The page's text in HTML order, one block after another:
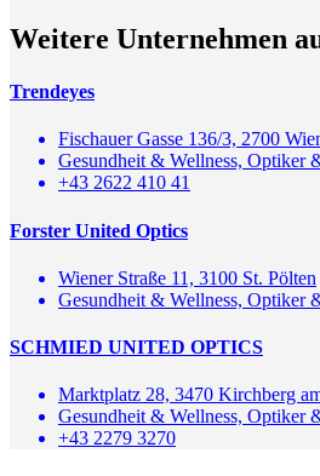
Weitere Unternehmen
Trendeyes
Fischauer Gasse 136/3, 2700
Gesundheit & Wellness, Optiker
+43 2622 410 41
Forster United Optics
Wiener Straße 11, 3100 St. Pölten
Gesundheit & Wellness, Optiker
SCHMIED UNITED OPTICS
Marktplatz 28, 3470 Kirchberg
Gesundheit & Wellness, Optiker
+43 2279 3270